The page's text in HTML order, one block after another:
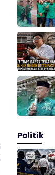
Politik